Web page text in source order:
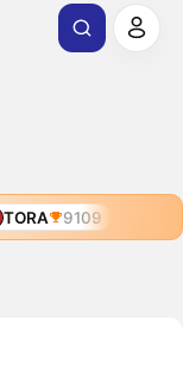
TORA 9109